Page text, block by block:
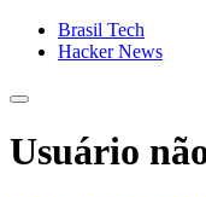
Brasil Tech
Hacker News
Usuário